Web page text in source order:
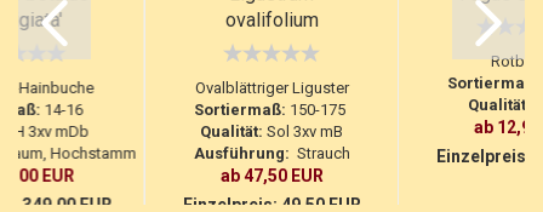
Hainbuche
14-16
H 3xv mDb
Hochstamm
EUR
349,00 EUR
ovalifolium
Ovalblättriger Liguster
Sortiermaß: 150-175
Qualität: Sol 3xv mB
Ausführung: Strauch
ab 47,50 EUR
Einzelpreis: 49,50 EUR
Sortiermaß:
Qualität:
ab 12,95
Einzelpreis: